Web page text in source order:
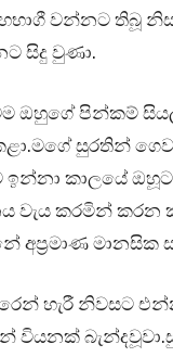
වන්නට තිබූ
සිදු වුණා.
ඔහුගේ පින්කම්
සුරතින්
ඉන්නා කාලයේ
වැය කරමින්
අප්‍රමාණ මානසික
හැරී නිවසට
වියනක්